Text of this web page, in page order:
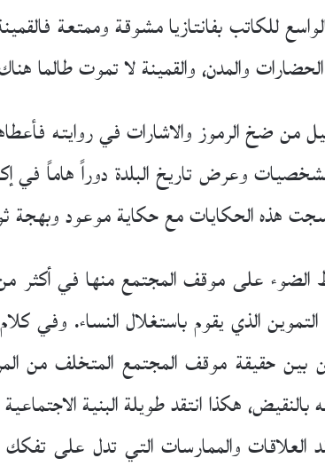
للكاتب بفانتازيا مشوقة وممتعة
والمدن، والقمينة لا تموت طالما
من ضخ الرموز والاشارات في روايته
وعرض تاريخ البلدة دوراً هاماً
هذه الحكايات مع حكاية موعود وبهجة
الضوء على موقف المجتمع منها في
الذي يقوم باستغلال النساء. وفي
بين حقيقة موقف المجتمع المتخلف من
بالنقيض، هكذا انتقد طويلة البنية
العلاقات والممارسات التي تدل على